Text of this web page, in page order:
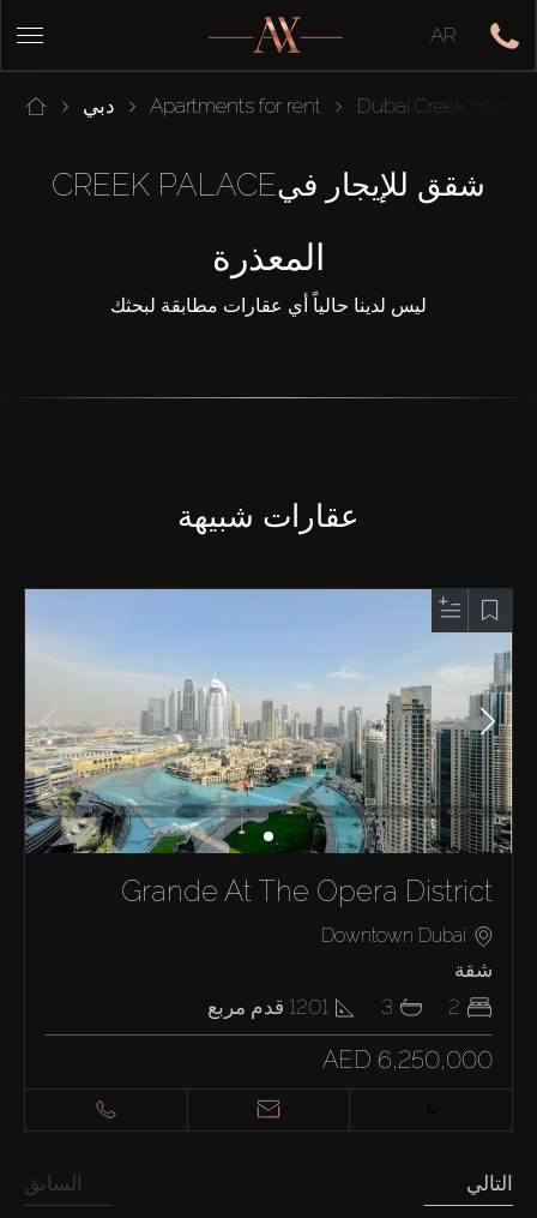
AR
دبي Apartments for rent Dubai Creek
شقق للإيجار فيCREEK PALACE
المعذرة
ليس لدينا حالياً أي عقارات مطابقة لبحثك
عقارات شبيهة
Grande At The Opera District
Downtown Dubai
شقة
2
3
1201 قدم مربع
AED 6,250,000
السابق التالي